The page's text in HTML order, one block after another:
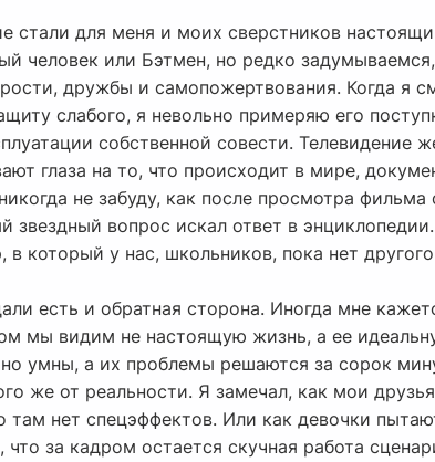
стали для меня и моих сверстников
человек или Бэтмен, но редко
дружбы и самопожертвования. Когда я
слабого, я невольно примеряю его
собственной совести. Телевидение
глаза на то, что происходит в мире,
не забуду, как после просмотра
звездный вопрос искал ответ в
в который у нас, школьников, пока нет
есть и обратная сторона. Иногда мне
мы видим не настоящую жизнь, а ее
умны, а их проблемы решаются за сорок
же от реальности. Я замечал, как мои
там нет спецэффектов. Или как девочки
что за кадром остается скучная работа